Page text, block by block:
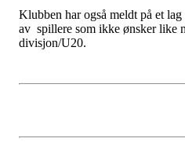
Klubben har også meldt på et
av spillere som ikke ønsker like
divisjon/U20.